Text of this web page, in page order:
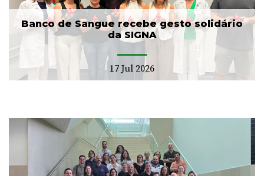
Banco de Sangue recebe gesto solidário
da SIGNA
17 Jul 2026